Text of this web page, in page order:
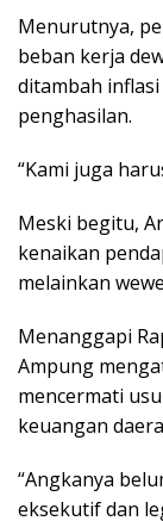
Menurutnya,
beban kerja
ditambah
penghasilan.
“Kami juga
Meski begitu,
kenaikan
melainkan
Menanggapi
Ampung
mencermati
keuangan
“Angkanya
eksekutif dan